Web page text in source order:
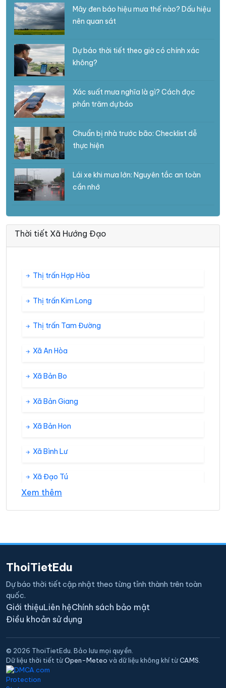
Mây đen báo hiệu mưa thế nào? Dấu hiệu
nên quan sát
Dự báo thời tiết theo giờ có chính xác
không?
Xác suất mưa nghĩa là gì? Cách đọc
phần trăm dự báo
Chuẩn bị nhà trước bão: Checklist dễ
thực hiện
Lái xe khi mưa lớn: Nguyên tắc an toàn
cần nhớ
Thời tiết Xã Hướng Đạo
Thị trấn Hợp Hòa
Thị trấn Kim Long
Thị trấn Tam Đường
Xã An Hòa
Xã Bản Bo
Xã Bản Giang
Xã Bản Hon
Xã Bình Lư
Xã Đạo Tú
Xã Hoàng Đan
Xã Hoàng Lâu
Xã Hợp Thịnh
Xem thêm
ThoiTietEdu
Dự báo thời tiết cập nhật theo từng tỉnh thành trên toàn
quốc.
Giới thiệuLiên hệChính sách bảo mật
Điều khoản sử dụng
© 2026 ThoiTietEdu. Bảo lưu mọi quyền.
Dữ liệu thời tiết từOpen-Meteo và dữ liệu không khí từCAMS